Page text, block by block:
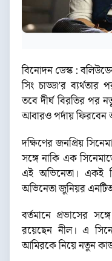
বিনোদন ডেস্ক :
সিং চাড্ডা’র
তবে দীর্ঘ বিরতির পর
আবারও পর্দায় ফিরবেন
দক্ষিণের জনপ্রিয়
সঙ্গে নাকি এক
এই অভিনেতা। একই
অভিনেতা জুনিয়র
বর্তমানে প্রভাসের
রয়েছেন নীল। এ
আমিরকে নিয়ে নতুন